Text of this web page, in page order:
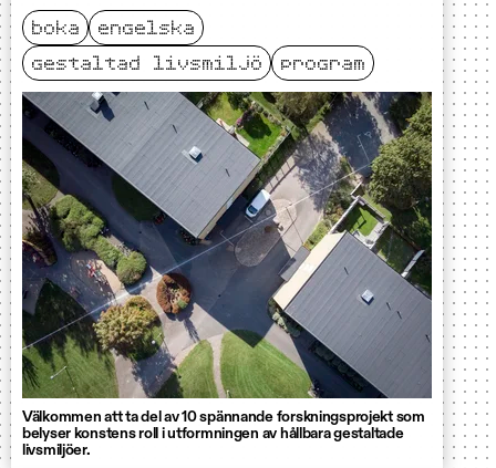
boka
engelska
gestaltad livsmiljö
program
Välkommen att ta del av 10 spännande forskningsprojekt som
belyser konstens roll i utformningen av hållbara gestaltade
livsmiljöer.